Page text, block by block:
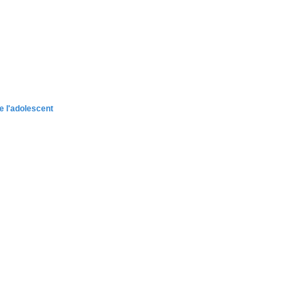
l'adolescent